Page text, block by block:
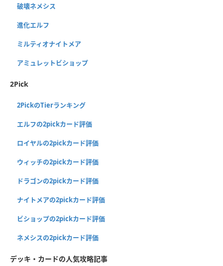
破壊ネメシス
進化エルフ
ミルティオナイトメア
アミュレットビショップ
2Pick
2PickのTierランキング
エルフの2pickカード評価
ロイヤルの2pickカード評価
ウィッチの2pickカード評価
ドラゴンの2pickカード評価
ナイトメアの2pickカード評価
ビショップの2pickカード評価
ネメシスの2pickカード評価
デッキ・カードの人気攻略記事